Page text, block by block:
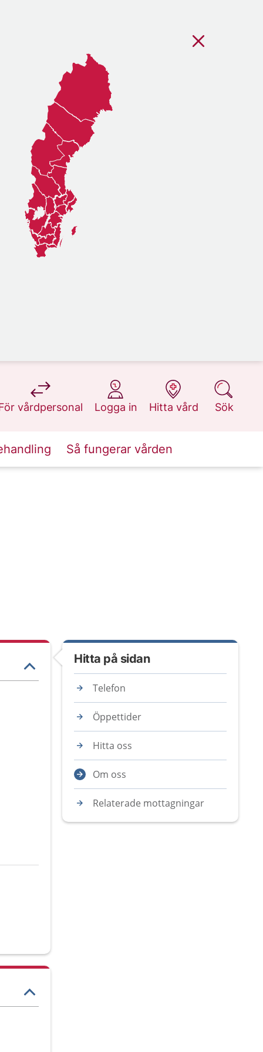
vårdpersonal
på 1177.se
Logga in
på 1177.se
Hitta vård
på 1177.se
Sök
på 1177.se
Så fungerar vården
Hitta på sidan
Telefon
Öppettider
Hitta oss
Om oss
Relaterade mottagningar